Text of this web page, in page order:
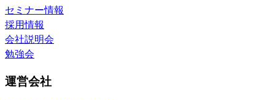
セミナー情報
採用情報
会社説明会
勉強会
運営会社